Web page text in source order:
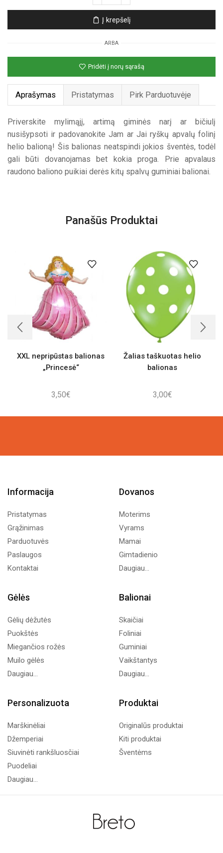
Apvalus
folinis
balionas
„Raudonas“
Į krepšelį
ARBA
Pridėti į norų sąrašą
Aprašymas Pristatymas Pirk Parduotuvėje
Priverskite mylimąjį, artimą giminės narį ar bičiulį
nusišypsoti ir padovanokite Jam ar Jai ryškų apvalų folinį
helio balioną! Šis balionas neatspindi jokios šventės, todėl
gali būti dovanojamas bet kokia proga. Prie apvalaus
raudono baliono puikiai derės kitų spalvų guminiai balionai.
Panašūs Produktai
XXL nepripūstas balionas
„Princesė“
3,50€
Žalias taškuotas helio
balionas
3,00€
Informacija
Pristatymas
Grąžinimas
Parduotuvės
Paslaugos
Kontaktai
Dovanos
Moterims
Vyrams
Mamai
Gimtadienio
Daugiau...
Gėlės
Gėlių dėžutės
Puokštės
Miegančios rožės
Muilo gėlės
Daugiau...
Balionai
Skaičiai
Foliniai
Guminiai
Vaikštantys
Daugiau...
Personalizuota
Marškinėliai
Džemperiai
Siuvinėti rankšluosčiai
Puodeliai
Daugiau...
Produktai
Originalūs produktai
Kiti produktai
Šventėms